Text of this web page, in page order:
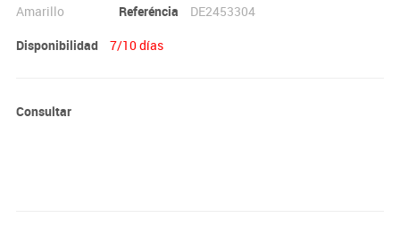
Amarillo Referéncia
DE2453304
Disponibilidad
7/10 días
Consultar